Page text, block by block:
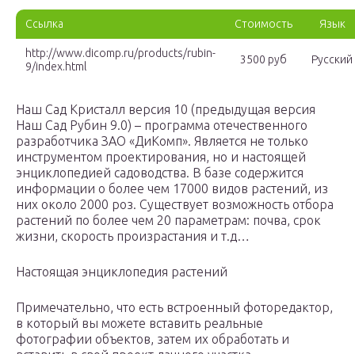
Ссылка Стоимость Язык
http://www.dicomp.ru/products/rubin-
9/index.html
3500 руб Русский
Наш Сад Кристалл версия 10 (предыдущая версия
Наш Сад Рубин 9.0) – программа отечественного
разработчика ЗАО «ДиКомп». Является не только
инструментом проектирования, но и настоящей
энциклопедией садоводства. В базе содержится
информации о более чем 17000 видов растений, из
них около 2000 роз. Существует возможность отбора
растений по более чем 20 параметрам: почва, срок
жизни, скорость произрастания и т.д…
Настоящая энциклопедия растений
Примечательно, что есть встроенный фоторедактор,
в который вы можете вставить реальные
фотографии объектов, затем их обработать и